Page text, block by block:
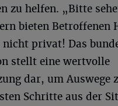
zu helfen. „Bitte
bieten Betroffenen
privat! Das
stellt eine wertvolle
dar, um Auswege
Schritte aus der